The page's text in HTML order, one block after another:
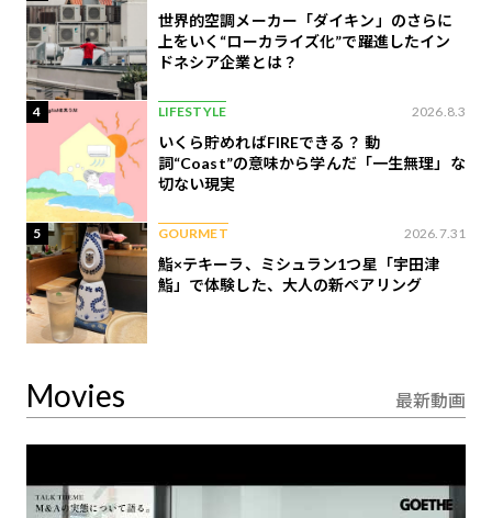
世界的空調メーカー「ダイキン」のさらに
上をいく“ローカライズ化”で躍進したイン
ドネシア企業とは？
4 LIFESTYLE 2026.8.3
いくら貯めればFIREできる？ 動
詞“Coast”の意味から学んだ「一生無理」な
切ない現実
5 GOURMET 2026.7.31
鮨×テキーラ、ミシュラン1つ星「宇田津
鮨」で体験した、大人の新ペアリング
Movies 最新動画